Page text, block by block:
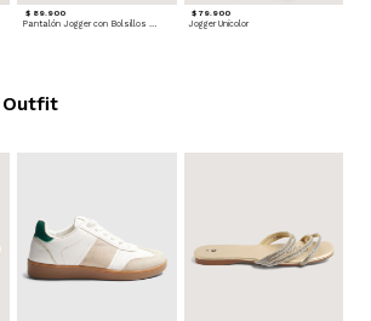
$ 89.900
Pantalón Jogger con Bolsillos Cargo
$ 79.900
Jogger Unicolor
Outfit